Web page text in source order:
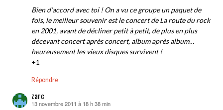
Bien d’accord avec toi ! On a vu ce groupe un paquet de
fois, le meilleur souvenir est le concert de La route du rock
en 2001, avant de décliner petit à petit, de plus en plus
décevant concert après concert, album après album…
heureusement les vieux disques survivent !
+1
Répondre
zarc
dit :
13 novembre 2011 à 18 h 38 min